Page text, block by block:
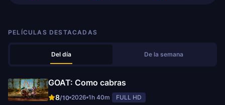
PELÍCULAS DESTACADAS
Del día De la semana
GOAT: Como cabras
8/10 2026 1h 40m FULL HD